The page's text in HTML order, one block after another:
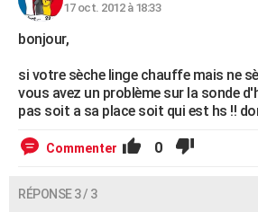
17 oct. 2012 à 18:33
bonjour,
si votre sèche linge chauffe mais ne
vous avez un problème sur la sonde
pas soit a sa place soit qui est hs !!
Commenter 0
RÉPONSE 3 / 3